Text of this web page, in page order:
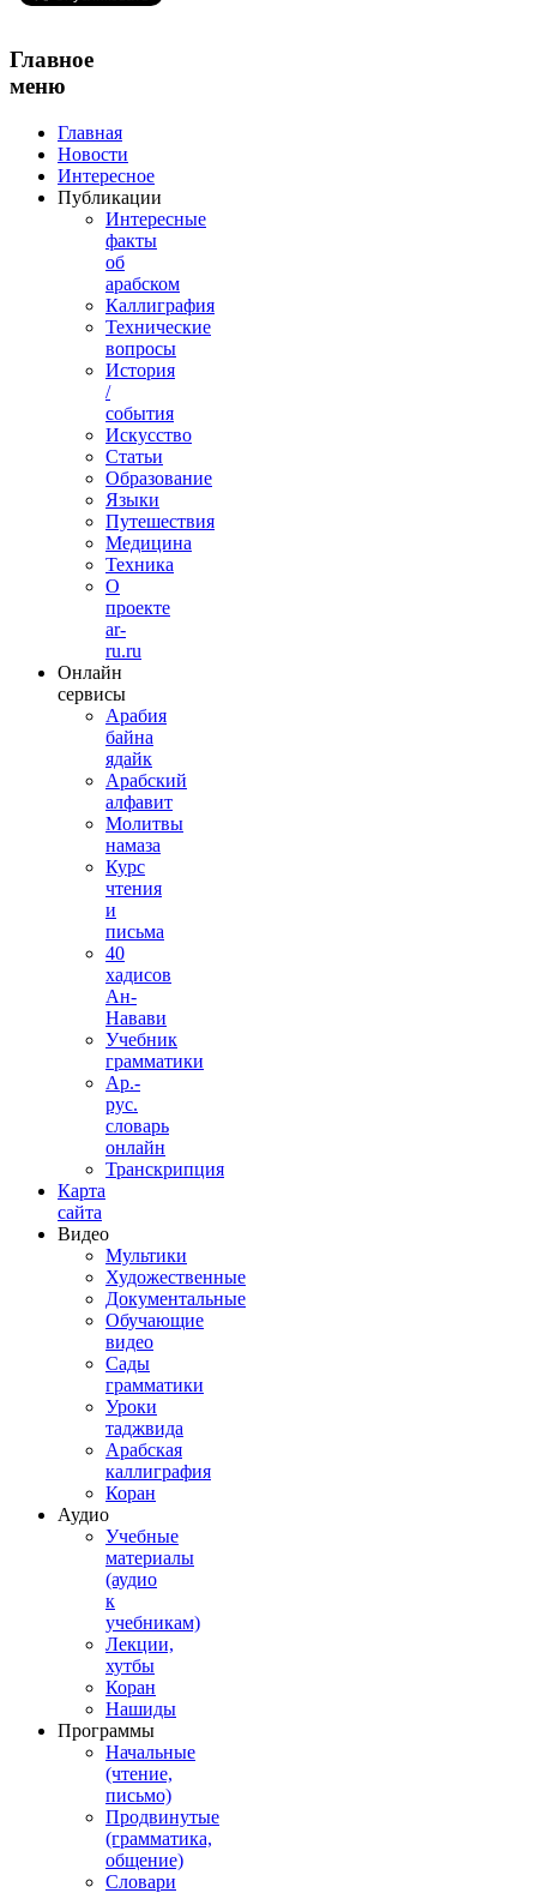
Главное
меню
Главная
Новости
Интересное
Публикации
Интересные
факты
об
арабском
Каллиграфия
Технические
вопросы
История
/
события
Искусство
Статьи
Образование
Языки
Путешествия
Медицина
Техника
О
проекте
ar-
ru.ru
Онлайн
сервисы
Арабия
байна
ядайк
Арабский
алфавит
Молитвы
намаза
Курс
чтения
и
письма
40
хадисов
Ан-
Навави
Учебник
грамматики
Ар.-
рус.
словарь
онлайн
Транскрипция
Карта
сайта
Видео
Мультики
Художественные
Документальные
Обучающие
видео
Сады
грамматики
Уроки
таджвида
Арабская
каллиграфия
Коран
Аудио
Учебные
материалы
(аудио
к
учебникам)
Лекции,
хутбы
Коран
Нашиды
Программы
Начальные
(чтение,
письмо)
Продвинутые
(грамматика,
общение)
Словари